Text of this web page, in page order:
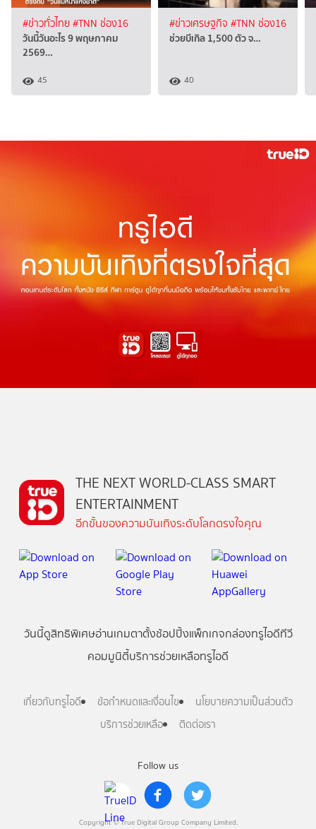
#ข่าวทั่วไทย#TNN ช่อง16
วันนี้วันอะไร 9 พฤษภาคม
2569…
45
#ข่าวเศรษฐกิจ #TNN ช่อง16
ช่วยบีเกิล 1,500 ตัว จ…
40
Follow us
Copyright © True Digital Group Company Limited.
THE NEXT WORLD-CLASS SMART
ENTERTAINMENT
อีกขั้นของความบันเทิงระดับโลกตรงใจคุณ
วันนี้ดูสิทธิพิเศษอ่านเกมตาตั้งช้อปปิ้งแพ็กเกจกล่องทรูไอดีทีวี
คอมมูนิตี้บริการช่วยเหลือทรูไอดี
เกี่ยวกับทรูไอดี ข้อกำหนดและเงื่อนไข
นโยบายความเป็นส่วนตัว
บริการช่วยเหลือ
ติดต่อเรา